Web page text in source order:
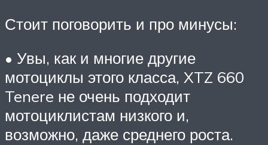
Стоит поговорить и про минусы:
• Увы, как и многие другие
мотоциклы этого класса, XTZ 660
Tenere не очень подходит
мотоциклистам низкого и,
возможно, даже среднего роста.